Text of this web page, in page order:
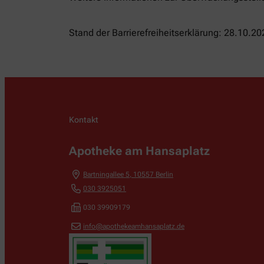
Stand der Barrierefreiheitserklärung:
Kontakt
Apotheke am Hansaplatz
Bartningallee 5 10557 Berlin
030 3925051
030 39909179
info@apothekeamhansaplatz.de